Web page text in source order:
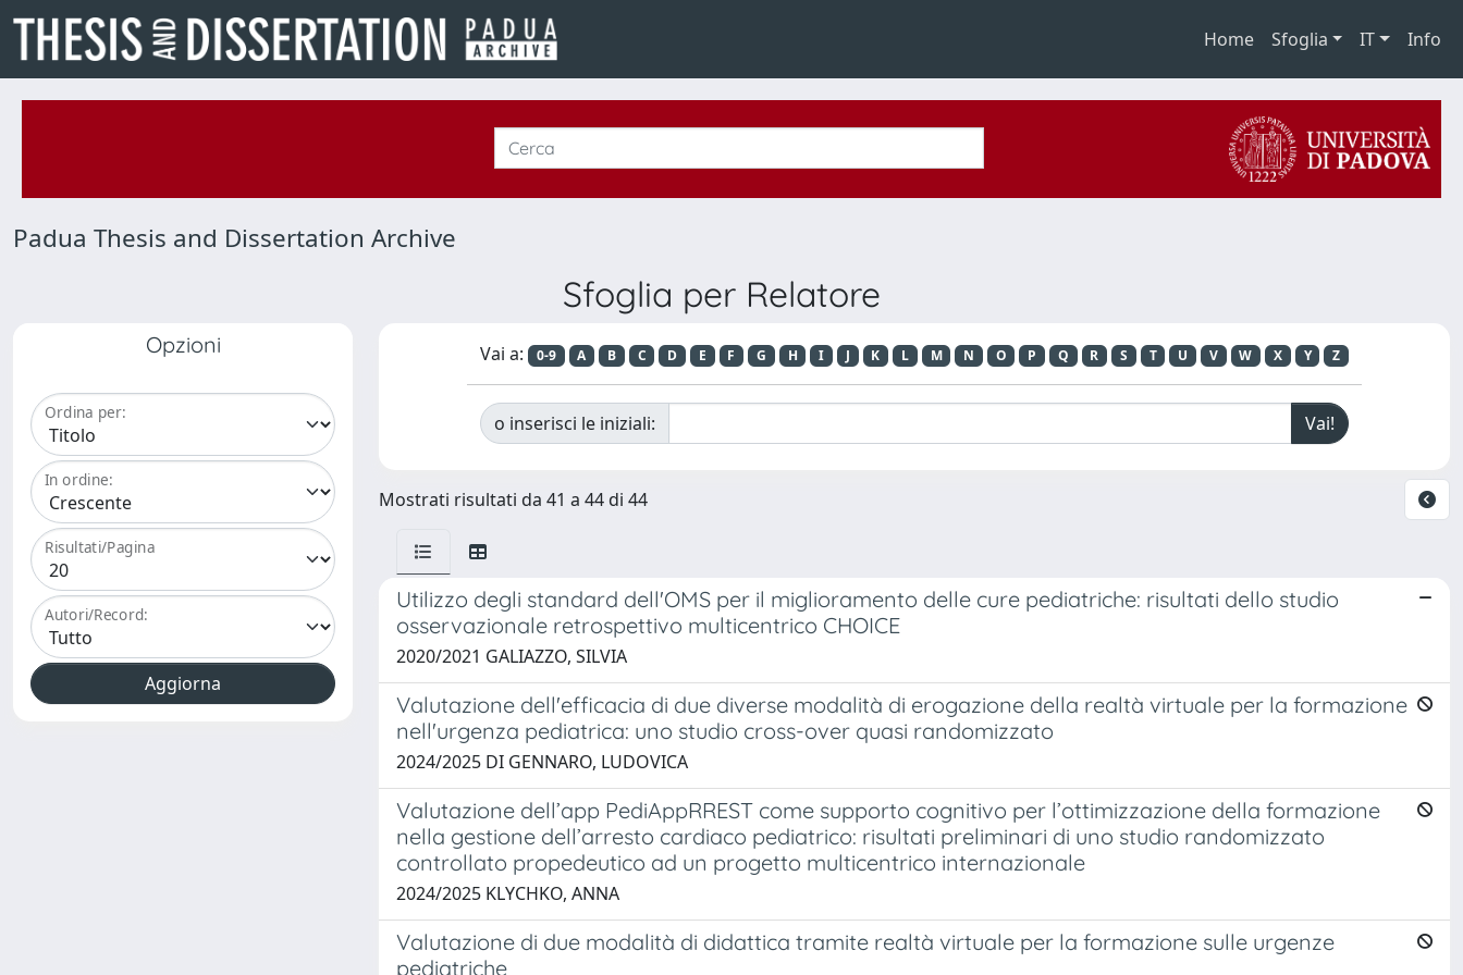
Home Sfoglia IT Info
Padua Thesis and Dissertation Archive
Sfoglia per Relatore
Opzioni
Ordina per:
In ordine:
Risultati/Pagina
Autori/Record:
Vai a: 0-9 A B C D E F G H I J K L M N O P Q R S T U V W X Y Z
o inserisci le iniziali:
Mostrati risultati da 41 a 44 di 44
Utilizzo degli standard dell'OMS per il miglioramento delle cure pediatriche: risultati dello studio
osservazionale retrospettivo multicentrico CHOICE
2020/2021 GALIAZZO, SILVIA
Valutazione dell'efficacia di due diverse modalità di erogazione della realtà virtuale per la formazione
nell'urgenza pediatrica: uno studio cross-over quasi randomizzato
2024/2025 DI GENNARO, LUDOVICA
Valutazione dell’app PediAppRREST come supporto cognitivo per l’ottimizzazione della formazione
nella gestione dell’arresto cardiaco pediatrico: risultati preliminari di uno studio randomizzato
controllato propedeutico ad un progetto multicentrico internazionale
2024/2025 KLYCHKO, ANNA
Valutazione di due modalità di didattica tramite realtà virtuale per la formazione sulle urgenze
pediatriche